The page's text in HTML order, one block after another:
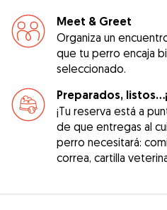
Meet & Greet
Organiza un
que tu perro encaja
seleccionado.
Preparados,
¡Tu reserva está a
de que entregas al
perro necesitará:
correa, cartilla